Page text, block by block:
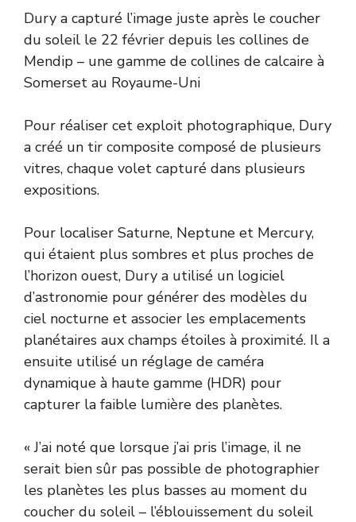
Dury a capturé l’image juste après le coucher
du soleil le 22 février depuis les collines de
Mendip – une gamme de collines de calcaire à
Somerset au Royaume-Uni
Pour réaliser cet exploit photographique, Dury
a créé un tir composite composé de plusieurs
vitres, chaque volet capturé dans plusieurs
expositions.
Pour localiser Saturne, Neptune et Mercury,
qui étaient plus sombres et plus proches de
l’horizon ouest, Dury a utilisé un logiciel
d’astronomie pour générer des modèles du
ciel nocturne et associer les emplacements
planétaires aux champs étoiles à proximité. Il a
ensuite utilisé un réglage de caméra
dynamique à haute gamme (HDR) pour
capturer la faible lumière des planètes.
« J’ai noté que lorsque j’ai pris l’image, il ne
serait bien sûr pas possible de photographier
les planètes les plus basses au moment du
coucher du soleil – l’éblouissement du soleil